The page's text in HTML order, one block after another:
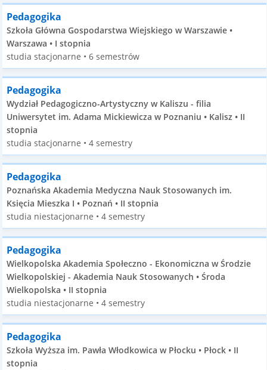
Pedagogika
Szkoła Główna Gospodarstwa Wiejskiego w Warszawie •
Warszawa • I stopnia
studia stacjonarne • 6 semestrów
Pedagogika
Wydział Pedagogiczno-Artystyczny w Kaliszu - filia
Uniwersytet im. Adama Mickiewicza w Poznaniu • Kalisz • II
stopnia
studia stacjonarne • 4 semestry
Pedagogika
Poznańska Akademia Medyczna Nauk Stosowanych im.
Księcia Mieszka I • Poznań • II stopnia
studia niestacjonarne • 4 semestry
Pedagogika
Wielkopolska Akademia Społeczno - Ekonomiczna w Środzie
Wielkopolskiej - Akademia Nauk Stosowanych • Środa
Wielkopolska • II stopnia
studia niestacjonarne • 4 semestry
Pedagogika
Szkoła Wyższa im. Pawła Włodkowica w Płocku • Płock • II
stopnia